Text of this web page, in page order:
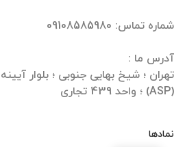
تهران ؛ شیخ بهایی جنوبی ؛ بلوار
(ASP) ؛ واحد 439 تجاری
نمادها